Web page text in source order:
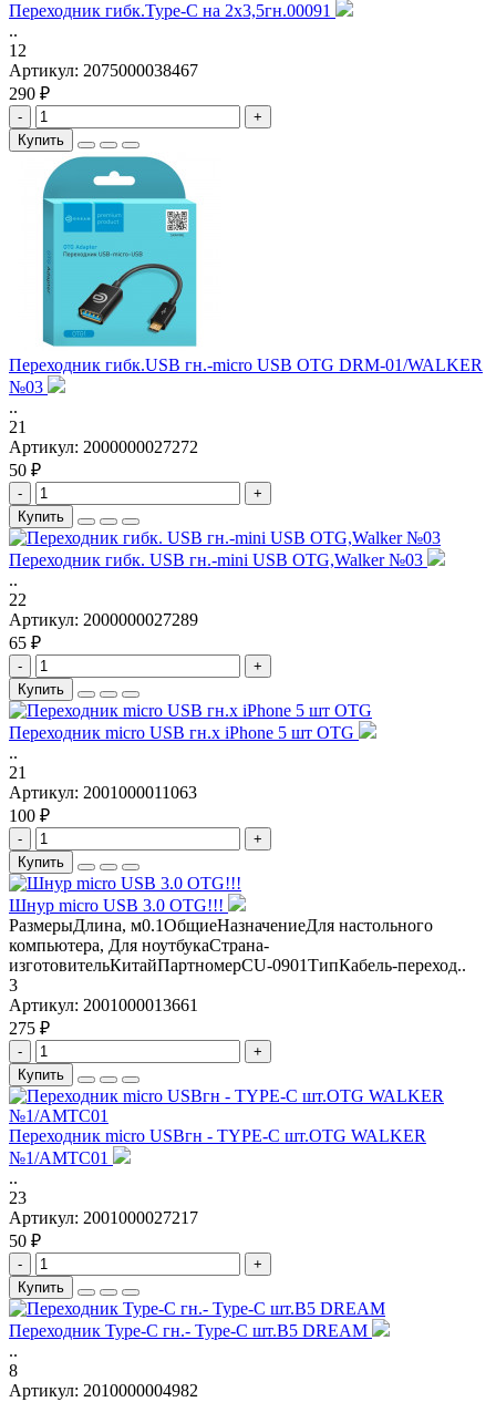
Переходник гибк.Type-C на 2x3,5гн.00091
..
12
Артикул: 2075000038467
290 ₽
-
+
Купить
Переходник гибк.USB гн.-micro USB OTG DRM-01/WALKER
№03
..
21
Артикул: 2000000027272
50 ₽
-
+
Купить
Переходник гибк. USB гн.-mini USB OTG,Walker №03
..
22
Артикул: 2000000027289
65 ₽
-
+
Купить
Переходник micro USB гн.х iPhone 5 шт OTG
..
21
Артикул: 2001000011063
100 ₽
-
+
Купить
Шнур micro USB 3.0 OTG!!!
РазмерыДлина, м0.1ОбщиеНазначениеДля настольного
компьютера, Для ноутбукаСтрана-
изготовительКитайПартномерCU-0901ТипКабель-переход..
3
Артикул: 2001000013661
275 ₽
-
+
Купить
Переходник micro USBгн - TYPE-C шт.OTG WALKER
№1/AMTC01
..
23
Артикул: 2001000027217
50 ₽
-
+
Купить
Переходник Type-C гн.- Type-C шт.B5 DREAM
..
8
Артикул: 2010000004982